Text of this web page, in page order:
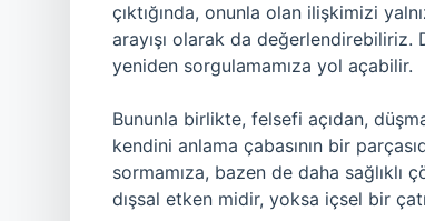
çıktığında, onunla olan ilişkimizi
arayışı olarak da değerlendirebiliriz.
yeniden sorgulamamıza yol açabilir.
Bununla birlikte, felsefi açıdan,
kendini anlama çabasının bir
sormamıza, bazen de daha sağlıklı
dışsal etken midir, yoksa içsel bir